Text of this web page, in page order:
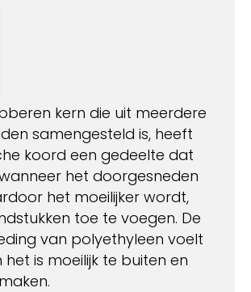
kern die uit meerdere
samengesteld is, heeft
koord een gedeelte dat
het doorgesneden
het moeilijker wordt,
toe te voegen. De
van polyethyleen voelt
is moeilijk te buiten en